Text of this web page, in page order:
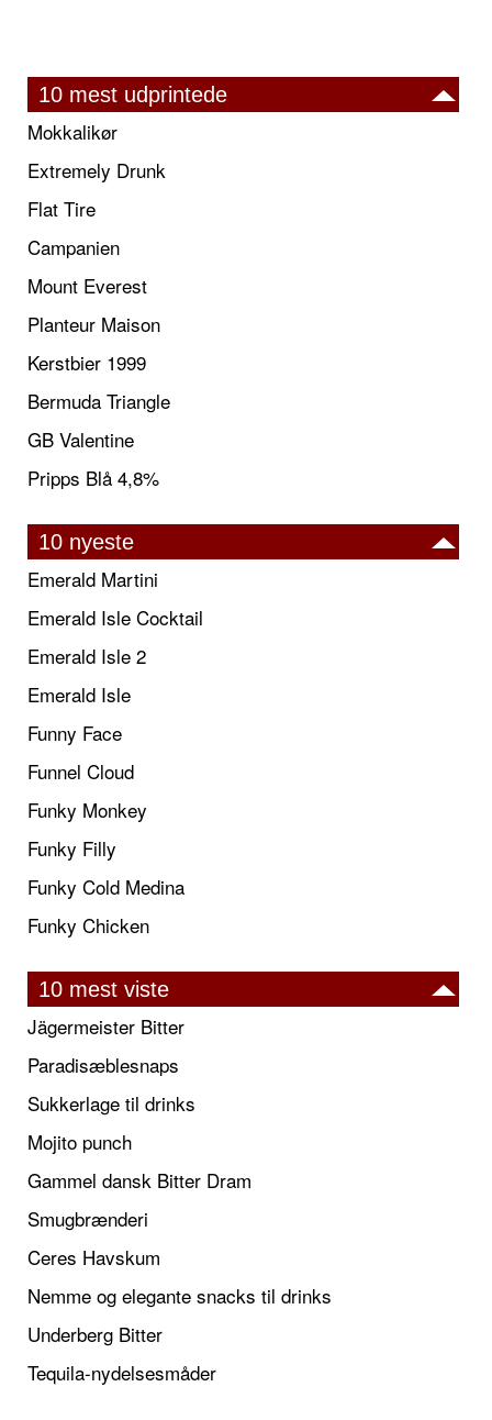
10 mest udprintede
Mokkalikør
Extremely Drunk
Flat Tire
Campanien
Mount Everest
Planteur Maison
Kerstbier 1999
Bermuda Triangle
GB Valentine
Pripps Blå 4,8%
10 nyeste
Emerald Martini
Emerald Isle Cocktail
Emerald Isle 2
Emerald Isle
Funny Face
Funnel Cloud
Funky Monkey
Funky Filly
Funky Cold Medina
Funky Chicken
10 mest viste
Jägermeister Bitter
Paradisæblesnaps
Sukkerlage til drinks
Mojito punch
Gammel dansk Bitter Dram
Smugbrænderi
Ceres Havskum
Nemme og elegante snacks til drinks
Underberg Bitter
Tequila-nydelsesmåder